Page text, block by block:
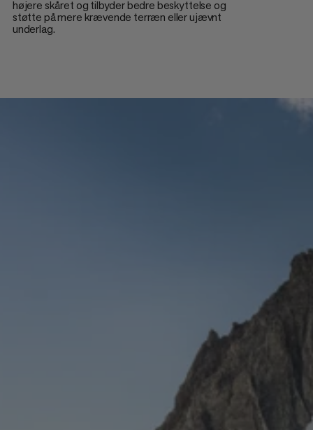
højere skåret og tilbyder bedre beskyttelse og
støtte på mere krævende terræn eller ujævnt
underlag.